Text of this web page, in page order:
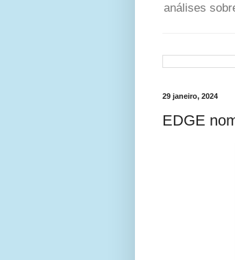
análises
29 janeiro, 2024
EDGE